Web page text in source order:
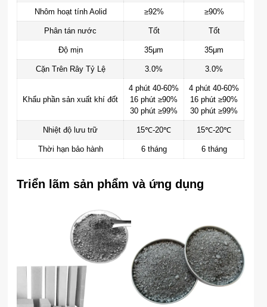
Nhôm hoạt tính Aolid ≥92% ≥90%
Phân tán nước Tốt Tốt
Độ mịn 35μm 35μm
Cặn Trên Rây Tỷ Lệ 3.0% 3.0%
Khẩu phần sản xuất khí đốt
4 phút 40-60%
16 phút ≥90%
30 phút ≥99%
4 phút 40-60%
16 phút ≥90%
30 phút ≥99%
Nhiệt độ lưu trữ 15℃-20℃ 15℃-20℃
Thời hạn bảo hành 6 tháng 6 tháng
Triển lãm sản phẩm và ứng dụng